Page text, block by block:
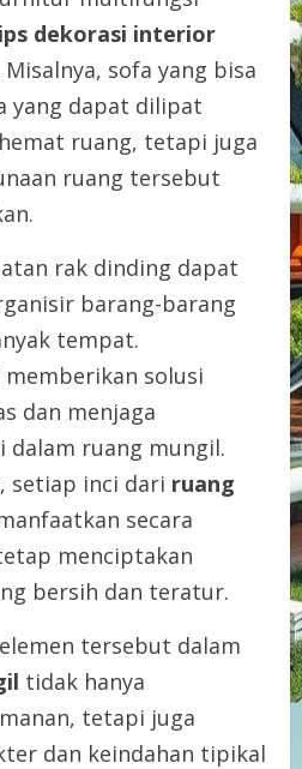
dekorasi interior
sofa yang bisa
yang dapat dilipat
ruang, tetapi juga
ruang tersebut
rak dinding dapat
barang-barang
tempat.
memberikan solusi
dan menjaga
dalam ruang mungil.
setiap inci dari ruang
secara
menciptakan
bersih dan teratur.
tersebut dalam
tidak hanya
tetapi juga
dan keindahan tipikal